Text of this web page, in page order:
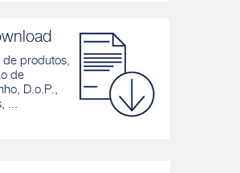
pronta a
aplicação interior
de produtos,
de
D.o.P.,
...